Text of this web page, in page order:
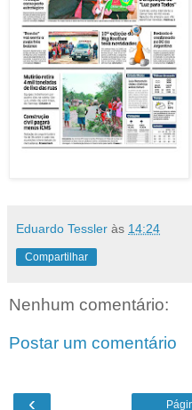
Eduardo Tessler às 14:24
Compartilhar
Nenhum comentário:
Postar um comentário
‹